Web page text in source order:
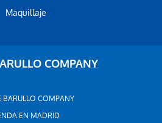
Maquillaje
COMPANY
BARULLO COMPANY
EN MADRID